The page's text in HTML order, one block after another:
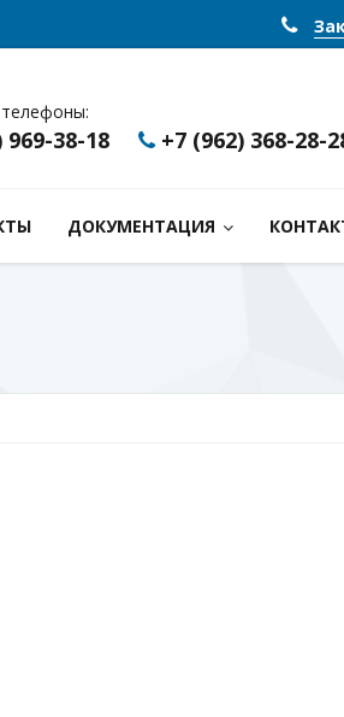
969-38-18 +7 (962) 368-28-
ДОКУМЕНТАЦИЯ